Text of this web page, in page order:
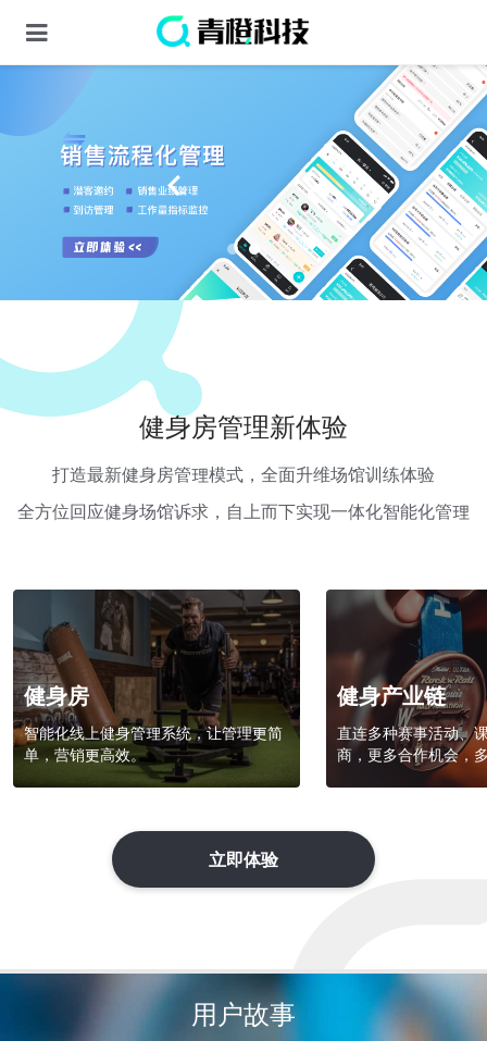
健身房管理新体验
打造最新健身房管理模式，全⾯升维场馆训练体验
全⽅位回应健⾝场馆诉求，⾃上而下实现⼀体化智能化管理
健身房
智能化线上健身管理系统，让管理更简
单，营销更高效。
健身产业链
直连多种赛事活动、
商，更多合作机会，
立即体验
用户故事